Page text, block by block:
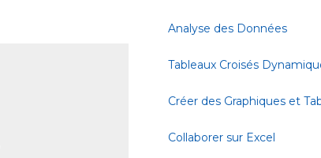
Analyse des Données
Tableaux Croisés
Créer des Graphiques et
Collaborer sur Excel